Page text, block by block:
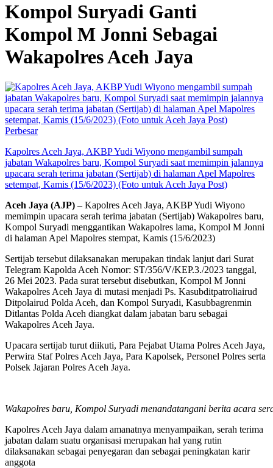
Kompol Suryadi Ganti
Kompol M Jonni Sebagai
Wakapolres Aceh Jaya
Perbesar
Kapolres Aceh Jaya, AKBP Yudi Wiyono mengambil sumpah
jabatan Wakapolres baru, Kompol Suryadi saat memimpin jalannya
upacara serah terima jabatan (Sertijab) di halaman Apel Mapolres
setempat, Kamis (15/6/2023) (Foto untuk Aceh Jaya Post)
Aceh Jaya (AJP) – Kapolres Aceh Jaya, AKBP Yudi Wiyono
memimpin upacara serah terima jabatan (Sertijab) Wakapolres baru,
Kompol Suryadi menggantikan Wakapolres lama, Kompol M Jonni
di halaman Apel Mapolres stempat, Kamis (15/6/2023)
Sertijab tersebut dilaksanakan merupakan tindak lanjut dari Surat
Telegram Kapolda Aceh Nomor: ST/356/V/KEP.3./2023 tanggal,
26 Mei 2023. Pada surat tersebut disebutkan, Kompol M Jonni
Wakapolres Aceh Jaya di mutasi menjadi Ps. Kasubditpatroliairud
Ditpolairud Polda Aceh, dan Kompol Suryadi, Kasubbagrenmin
Ditlantas Polda Aceh diangkat dalam jabatan baru sebagai
Wakapolres Aceh Jaya.
Upacara sertijab turut diikuti, Para Pejabat Utama Polres Aceh Jaya,
Perwira Staf Polres Aceh Jaya, Para Kapolsek, Personel Polres serta
Polsek Jajaran Polres Aceh Jaya.
Wakapolres baru, Kompol Suryadi menandatangani berita acara
Kapolres Aceh Jaya dalam amanatnya menyampaikan, serah terima
jabatan dalam suatu organisasi merupakan hal yang rutin
dilaksanakan sebagai penyegaran dan sebagai peningkatan karir
anggota